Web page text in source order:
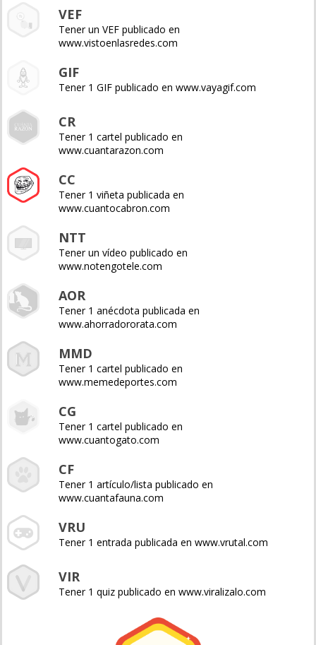
VEF
Tener un VEF publicado en
www.vistoenlasredes.com
GIF
Tener 1 GIF publicado en www.vayagif.com
CR
Tener 1 cartel publicado en
www.cuantarazon.com
CC
Tener 1 viñeta publicada en
www.cuantocabron.com
NTT
Tener un vídeo publicado en
www.notengotele.com
AOR
Tener 1 anécdota publicada en
www.ahorradororata.com
MMD
Tener 1 cartel publicado en
www.memedeportes.com
CG
Tener 1 cartel publicado en
www.cuantogato.com
CF
Tener 1 artículo/lista publicado en
www.cuantafauna.com
VRU
Tener 1 entrada publicada en www.vrutal.com
VIR
Tener 1 quiz publicado en www.viralizalo.com